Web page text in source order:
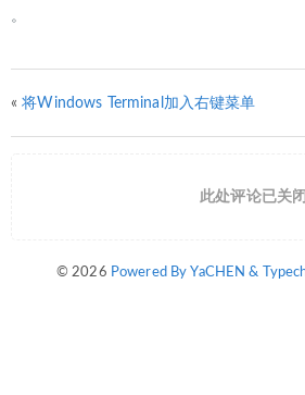
。
«将Windows Terminal加入右键菜单
此处评论已关闭
© 2026 Powered By YaCHEN &